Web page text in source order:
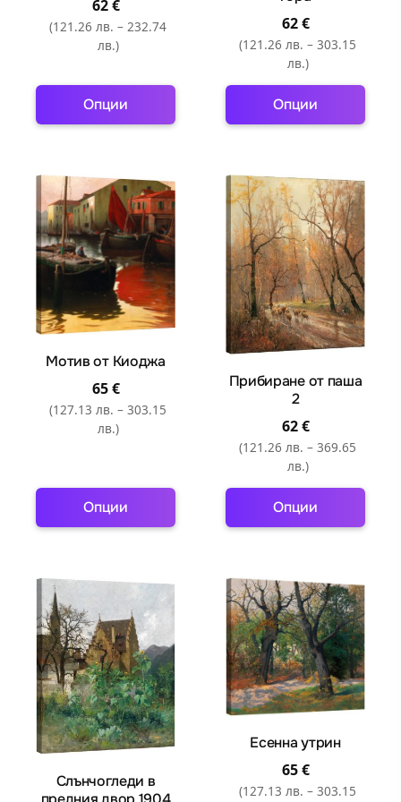
page
page
62€
(121.26 лв. – 232.74
лв.)
Опции
has
multiple
variants.
The
options
may
be
chosen
on
the
product
page
62€
(121.26 лв. – 303.15
лв.)
Опции
has
multiple
variants.
The
options
may
be
chosen
the
product
page
Мотив от Киоджа
65€
(127.13 лв. – 303.15
лв.)
Опции
has
multiple
variants.
The
options
may
be
chosen
the
Прибиране от паша
2
62€
(121.26 лв. – 369.65
лв.)
Опции
has
multiple
variants.
The
options
may
be
chosen
on
Слънчогледи в
Есенна утрин
65€
(127.13 лв. – 303.15